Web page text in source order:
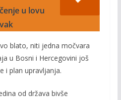
u lovu
blato, niti jedna močvara
u Bosni i Hercegovini još
i plan upravljanja.
od država bivše